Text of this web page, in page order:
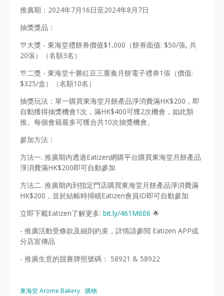
推廣期：2024年7月16日至2024年8月7日
抽獎獎品：
🎊大獎 - 東海堂禮餅券價值$1,000（餅券面值: $50/張, 共
20張）（名額3名）
🎊二獎 - 東海堂十勝紅豆三重奏月餅電子禮券1張（價值:
$325/盒）（名額10名）
抽獎玩法：單一購買東海堂月餅產品淨消費滿HK$200，即
自動獲得抽獎機會1次，滿HK$400可獲2次機會，如此類
推。每個會籍最多可獲合共10次抽獎機會。
參加方法：
方法一. 推廣期內透過Eatizen網購平台購買東海堂月餅產品
淨消費滿HK$200即可自動參加
方法二. 推廣期內到指定門店購買東海堂月餅產品淨消費滿
HK$200，並於結帳時掃瞄Eatizen會員ID即可自動參加
立即下載Eatizen了解更多: bit.ly/461M6E6 🌟
- 推廣活動受條款及細則約束，詳情請參閲 Eatizen APP或
分店宣傳品
- 推廣生意的競賽牌照號碼： 58921 & 58922
東海堂 Arome Bakery 購物